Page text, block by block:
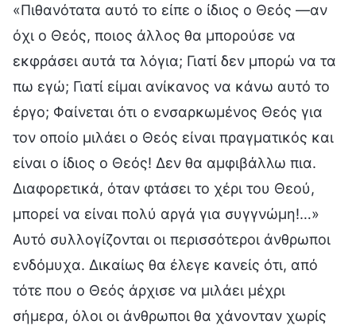
«Πιθανότατα αυτό το είπε ο ίδιος ο Θεός —αν
όχι ο Θεός, ποιος άλλος θα μπορούσε να
εκφράσει αυτά τα λόγια; Γιατί δεν μπορώ να τα
πω εγώ; Γιατί είμαι ανίκανος να κάνω αυτό το
έργο; Φαίνεται ότι ο ενσαρκωμένος Θεός για
τον οποίο μιλάει ο Θεός είναι πραγματικός και
είναι ο ίδιος ο Θεός! Δεν θα αμφιβάλλω πια.
Διαφορετικά, όταν φτάσει το χέρι του Θεού,
μπορεί να είναι πολύ αργά για συγγνώμη!…»
Αυτό συλλογίζονται οι περισσότεροι άνθρωποι
ενδόμυχα. Δικαίως θα έλεγε κανείς ότι, από
τότε που ο Θεός άρχισε να μιλάει μέχρι
σήμερα, όλοι οι άνθρωποι θα χάνονταν χωρίς